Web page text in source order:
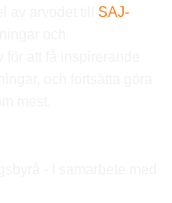
SAJ-